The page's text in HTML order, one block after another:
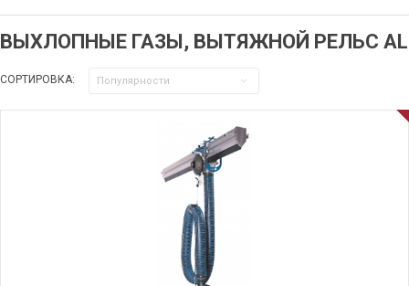
ВЫХЛОПНЫЕ ГАЗЫ, ВЫТЯЖНОЙ РЕЛЬС
СОРТИРОВКА: Популярности